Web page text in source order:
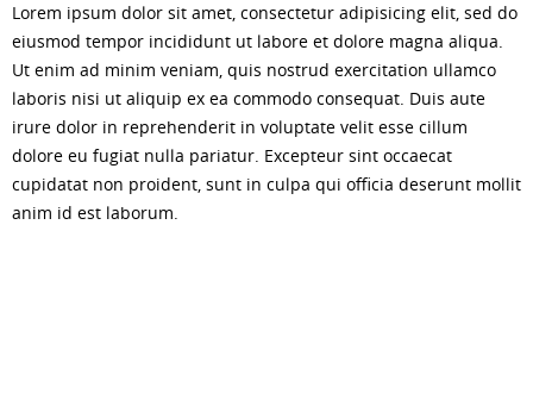
Lorem ipsum dolor sit amet, consectetur adipisicing elit, sed do
eiusmod tempor incididunt ut labore et dolore magna aliqua.
Ut enim ad minim veniam, quis nostrud exercitation ullamco
laboris nisi ut aliquip ex ea commodo consequat. Duis aute
irure dolor in reprehenderit in voluptate velit esse cillum
dolore eu fugiat nulla pariatur. Excepteur sint occaecat
cupidatat non proident, sunt in culpa qui officia deserunt mollit
anim id est laborum.